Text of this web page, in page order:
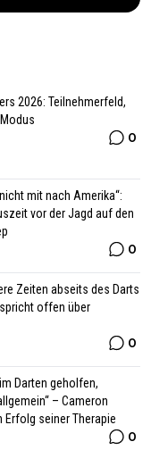
2026: Teilnehmerfeld,
0
mit nach Amerika“:
vor der Jagd auf den
0
Zeiten abseits des Darts
offen über
0
Darten geholfen,
– Cameron
Erfolg seiner Therapie
0